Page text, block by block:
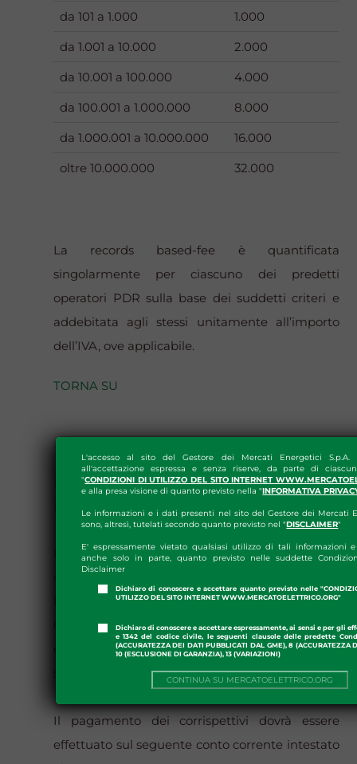
L'accesso al sito del Gestore dei Mercati Energetici S.p.A.
all'accettazione espressa e senza riserve, da parte di
"CONDIZIONI DI UTILIZZO DEL SITO INTERNET
e alla presa visione di quanto previsto nella "INFORMATIVA
Le informazioni e i dati presenti nel sito del Gestore dei Mercati
sono, altresì, tutelati secondo quanto previsto nel "DISCLAIMER"
E' espressamente vietato qualsiasi utilizzo di tali informazioni
anche solo in parte, quanto previsto nelle suddette
Disclaimer
Dichiaro di conoscere e accettare quanto previsto nelle
UTILIZZO DEL SITO INTERNET WWW.MERCATOELETTRICO.ORG"
Dichiaro di conoscere e accettare espressamente, ai sensi e per gli
e 1342 del codice civile, le seguenti clausole delle predette
(ACCURATEZZA DEI DATI PUBBLICATI DAL GME), 8 (ACCURATEZZA
10 (ESCLUSIONE DI GARANZIA), 13 (VARIAZIONI)
CONTINUA SU MERCATOELETTRICO.ORG
da 101 a 1.000
1.000
da 1.001 a 10.000
2.000
da 10.001 a 100.000
4.000
da 100.001 a 1.000.000
8.000
da 1.000.001 a 10.000.000
16.000
oltre 10.000.000
32.000
La records based-fee è quantificata
singolarmente per ciascuno dei predetti
operatori PDR sulla base dei suddetti criteri e
addebitata agli stessi unitamente all’importo
dell’IVA, ove applicabile.
TORNA SU
REGOLAZIONE DEI
PAGAMENTI
Il pagamento dei corrispettivi è effettuato dagli
operatori mediante
o procedure equivalenti a favore del
GME entro l'ultimo giorno del mese di
emissione della fattura con valuta beneficiario lo
Il pagamento dei corrispettivi dovrà essere
effettuato sul seguente conto corrente intestato